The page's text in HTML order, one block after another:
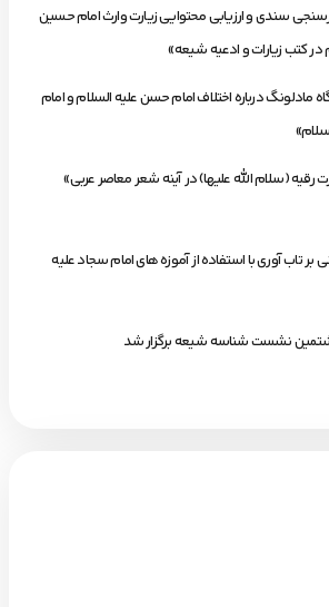
سندی و ارزیابی محتوایی زیارت وارث امام حسین
در کتب زیارات و ادعیه شیعه»
مادلونگ درباره اختلاف امام حسن علیه السلام و امام
رقیه (سلام الله علیها) در آینه شعر معاصر عربی»
بر تاب آوری با استفاده از آموزه های امام سجاد علیه
نشست شناسه شیعه برگزار شد